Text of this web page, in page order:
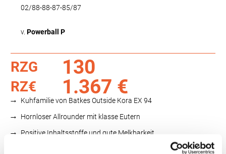
02/88-88-87-85/87
v. Powerball P
RZG 130
RZ€ 1.367 €
Kuhfamilie von Batkes Outside Kora EX 94
Hornloser Allrounder mit klasse Eutern
Positive Inhaltsstoffe und gute Melkbarkeit